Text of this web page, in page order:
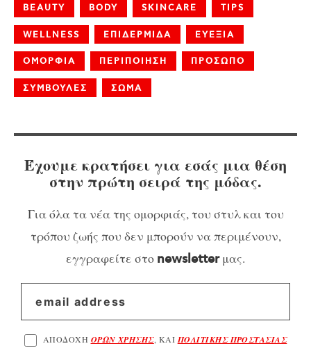
BEAUTY BODY SKINCARE TIPS
WELLNESS ΕΠΙΔΕΡΜΙΔΑ ΕΥΕΞΙΑ
ΟΜΟΡΦΙΑ ΠΕΡΙΠΟΙΗΣΗ ΠΡΟΣΩΠΟ
ΣΥΜΒΟΥΛΕΣ ΣΩΜΑ
Έχουμε κρατήσει για εσάς μια θέση
στην πρώτη σειρά της μόδας.
Για όλα τα νέα της ομορφιάς, του στυλ και του
τρόπου ζωής που δεν μπορούν να περιμένουν,
εγγραφείτε στο newsletterμας.
ΑΠΟΔΟΧΗ ΟΡΩΝ ΧΡΗΣΗΣ, ΚΑΙ ΠΟΛΙΤΙΚΗΣ ΠΡΟΣΤΑΣΙΑΣ